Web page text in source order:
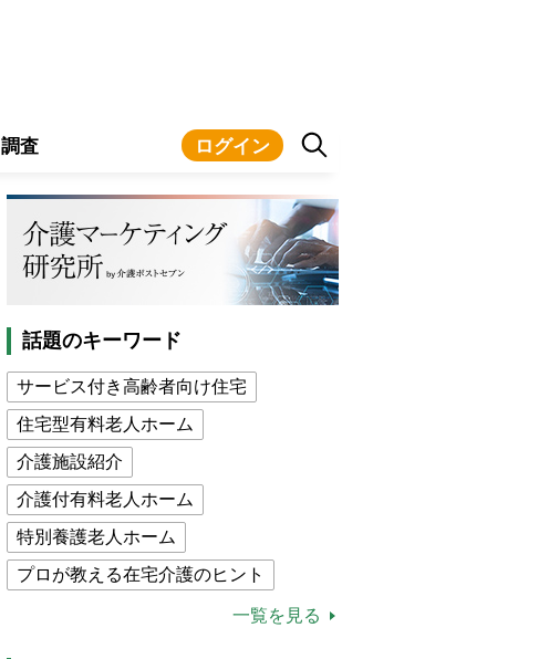
調査 ログイン
話題のキーワード
サービス付き高齢者向け住宅
住宅型有料老人ホーム
介護施設紹介
介護付有料老人ホーム
特別養護老人ホーム
プロが教える在宅介護のヒント
介護食一覧を見る